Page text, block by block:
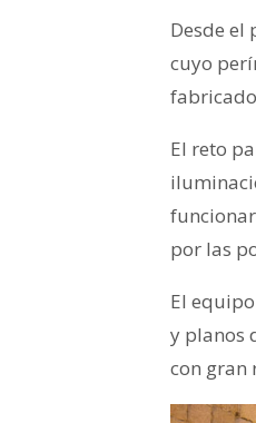
Desde el
cuyo
El reto
por las
El
y planos
con gran